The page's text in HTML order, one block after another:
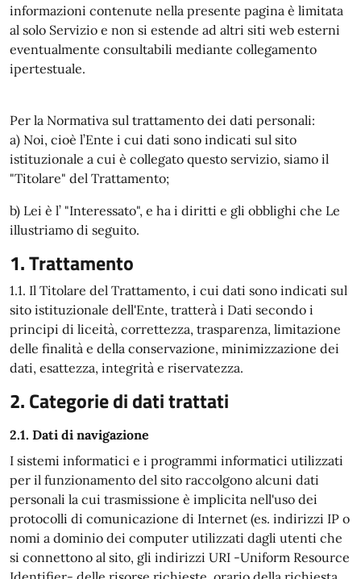
informazioni contenute nella presente pagina è limitata
al solo Servizio e non si estende ad altri siti web esterni
eventualmente consultabili mediante collegamento
ipertestuale.
Per la Normativa sul trattamento dei dati personali:
a) Noi, cioè l’Ente i cui dati sono indicati sul sito
istituzionale a cui è collegato questo servizio, siamo il
"Titolare" del Trattamento;
b) Lei è l’ "Interessato", e ha i diritti e gli obblighi che Le
illustriamo di seguito.
1. Trattamento
1.1. Il Titolare del Trattamento, i cui dati sono indicati sul
sito istituzionale dell'Ente, tratterà i Dati secondo i
principi di liceità, correttezza, trasparenza, limitazione
delle finalità e della conservazione, minimizzazione dei
dati, esattezza, integrità e riservatezza.
2. Categorie di dati trattati
2.1. Dati di navigazione
I sistemi informatici e i programmi informatici utilizzati
per il funzionamento del sito raccolgono alcuni dati
personali la cui trasmissione è implicita nell'uso dei
protocolli di comunicazione di Internet (es. indirizzi IP o
nomi a dominio dei computer utilizzati dagli utenti che
si connettono al sito, gli indirizzi URI -Uniform Resource